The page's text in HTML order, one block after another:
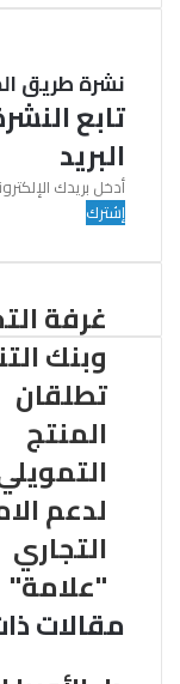
نشرة طريق
تابع
البريد
أ
د
ل
ي
ي
غرفة
وبنك
تطلقان
المنتج
لدعم
التجاري
"علامة"
مقالات